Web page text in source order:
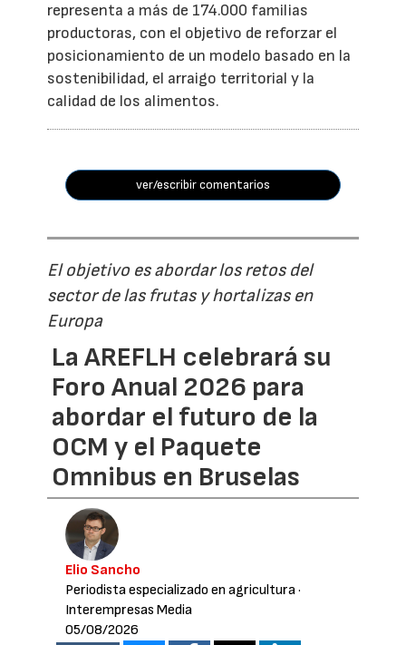
representa a más de 174.000 familias
productoras, con el objetivo de reforzar el
posicionamiento de un modelo basado en la
sostenibilidad, el arraigo territorial y la
calidad de los alimentos.
ver/escribir comentarios
El objetivo es abordar los retos del
sector de las frutas y hortalizas en
Europa
La AREFLH celebrará su
Foro Anual 2026 para
abordar el futuro de la
OCM y el Paquete
Omnibus en Bruselas
Elio Sancho
Periodista especializado en agricultura·
Interempresas Media
05/08/2026